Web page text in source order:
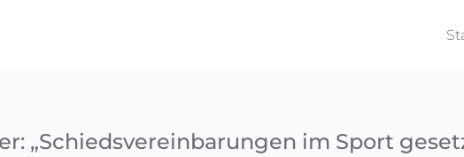
„Schiedsvereinbarungen im Sport